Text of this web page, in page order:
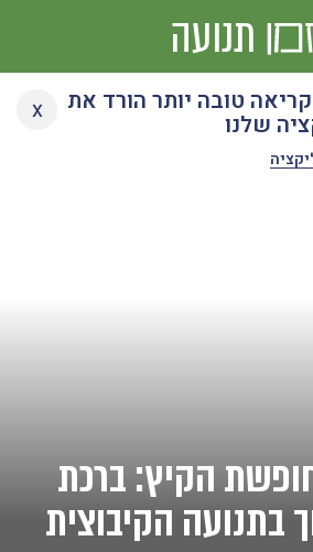
קריאה טובה יותר הורד את
שלנו x
תנועה
הקיץ: ברכת
בתנועה הקיבוצית